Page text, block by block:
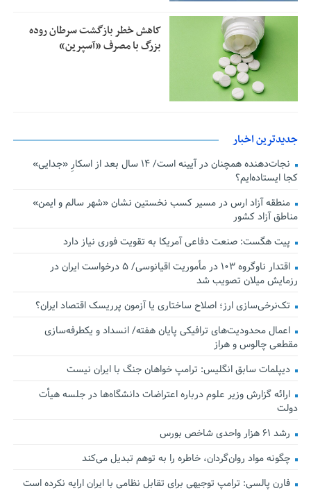
کاهش خطر بازگشت سرطان روده
بزرگ با مصرف «آسپرین»
جدیدترین اخبار
نجات‌دهنده‌ همچنان در آیینه است/ ۱۴ سال بعد از اسکارِ «جدایی»
کجا ایستاده‌ایم؟
منطقه آزاد ارس در مسیر کسب نخستین نشان «شهر سالم و ایمن»
مناطق آزاد کشور
پیت هگست: صنعت دفاعی آمریکا به تقویت فوری نیاز دارد
اقتدار ناوگروه ۱۰۳ در مأموریت‌ اقیانوسی/ ۵ درخواست ایران در
رزمایش میلان تصویب شد
تک‌نرخی‌سازی ارز؛ اصلاح ساختاری یا آزمون پرریسک اقتصاد ایران؟
اعمال محدودیت‌های ترافیکی پایان هفته/ انسداد و یکطرفه‌سازی
مقطعی چالوس و هراز
دیپلمات سابق انگلیس:‌ ترامپ خواهان جنگ با ایران نیست
ارائه گزارش وزیر علوم درباره اعتراضات دانشگاه‌ها در جلسه هیأت
دولت
رشد ۶۱ هزار واحدی شاخص بورس
چگونه مواد روان‌گردان، خاطره را به توهم تبدیل می‌کند
فارن پالسی: ترامپ توجیهی برای تقابل نظامی با ایران ارایه نکرده است